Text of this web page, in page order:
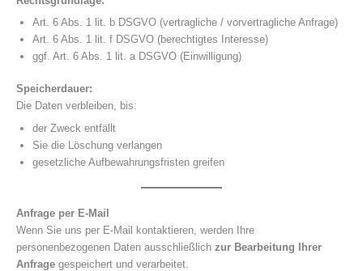
Art. 6 Abs. 1 lit. b DSGVO (vertragliche / vorvertragliche Anfrage)
Art. 6 Abs. 1 lit. f DSGVO (berechtigtes Interesse)
ggf. Art. 6 Abs. 1 lit. a DSGVO (Einwilligung)
Speicherdauer:
Die Daten verbleiben, bis:
der Zweck entfällt
Sie die Löschung verlangen
gesetzliche Aufbewahrungsfristen greifen
Anfrage per E-Mail
Wenn Sie uns per E-Mail kontaktieren, werden Ihre
personenbezogenen Daten ausschließlich zur Bearbeitung Ihrer
Anfrage gespeichert und verarbeitet.